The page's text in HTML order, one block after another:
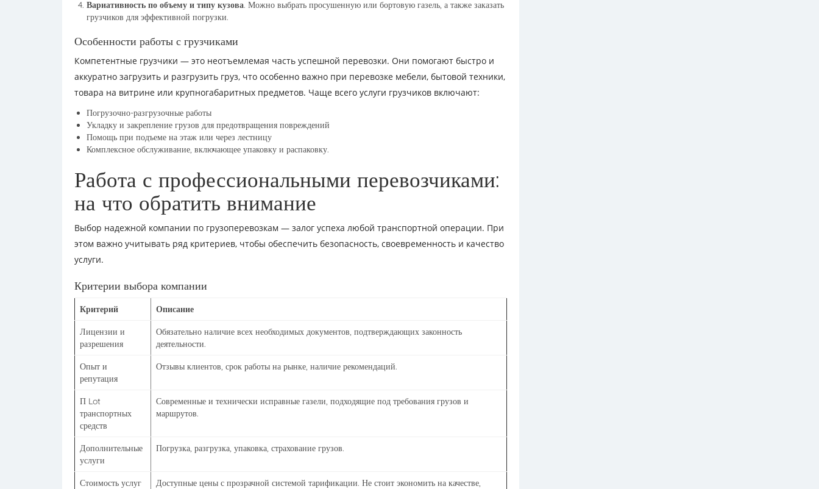
Вариативность по объему и типу кузова. Можно выбрать просушенную или бортовую газель, а также заказать
грузчиков для эффективной погрузки.
Особенности работы с грузчиками
Компетентные грузчики — это неотъемлемая часть успешной перевозки. Они помогают быстро и
аккуратно загрузить и разгрузить груз, что особенно важно при перевозке мебели, бытовой техники,
товара на витрине или крупногабаритных предметов. Чаще всего услуги грузчиков включают:
Погрузочно-разгрузочные работы
Укладку и закрепление грузов для предотвращения повреждений
Помощь при подъеме на этаж или через лестницу
Комплексное обслуживание, включающее упаковку и распаковку.
Работа с профессиональными перевозчиками:
на что обратить внимание
Выбор надежной компании по грузоперевозкам — залог успеха любой транспортной операции. При
этом важно учитывать ряд критериев, чтобы обеспечить безопасность, своевременность и качество
услуги.
Критерии выбора компании
Критерий Описание
Лицензии и
разрешения
Обязательно наличие всех необходимых документов, подтверждающих законность
деятельности.
Опыт и
репутация
Отзывы клиентов, срок работы на рынке, наличие рекомендаций.
П Lot
транспортных
средств
Современные и технически исправные газели, подходящие под требования грузов и
маршрутов.
Дополнительные
услуги
Погрузка, разгрузка, упаковка, страхование грузов.
Стоимость услуг
Доступные цены с прозрачной системой тарификации. Не стоит экономить на качестве,